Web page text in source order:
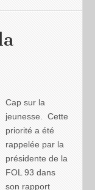
Cap sur la
jeunesse. Cette
priorité a été
rappelée par la
présidente de la
FOL 93 dans
son rapport